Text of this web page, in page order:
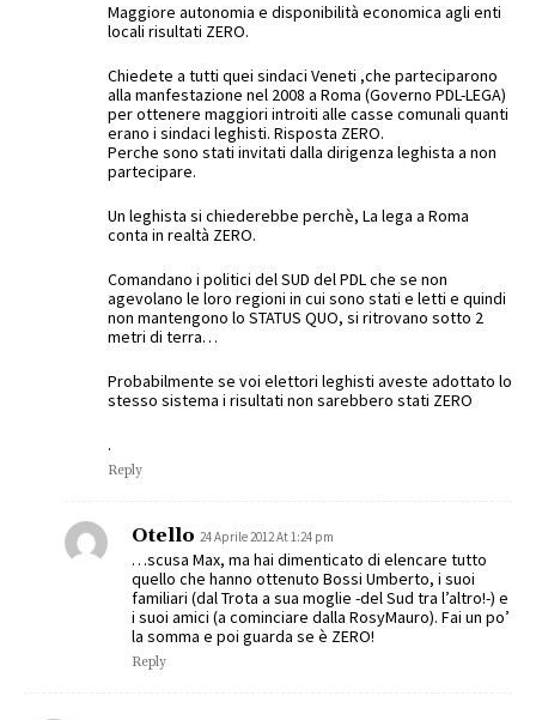
Maggiore autonomia e disponibilità economica agli enti
locali risultati ZERO.
Chiedete a tutti quei sindaci Veneti ,che parteciparono
alla manfestazione nel 2008 a Roma (Governo PDL-LEGA)
per ottenere maggiori introiti alle casse comunali quanti
erano i sindaci leghisti. Risposta ZERO.
Perche sono stati invitati dalla dirigenza leghista a non
partecipare.
Un leghista si chiederebbe perchè, La lega a Roma
conta in realtà ZERO.
Comandano i politici del SUD del PDL che se non
agevolano le loro regioni in cui sono stati e letti e quindi
non mantengono lo STATUS QUO, si ritrovano sotto 2
metri di terra…
Probabilmente se voi elettori leghisti aveste adottato lo
stesso sistema i risultati non sarebbero stati ZERO
.
Reply
Otello 24 Aprile 2012 At 1:24 pm
…scusa Max, ma hai dimenticato di elencare tutto
quello che hanno ottenuto Bossi Umberto, i suoi
familiari (dal Trota a sua moglie -del Sud tra l’altro!-) e
i suoi amici (a cominciare dalla RosyMauro). Fai un po’
la somma e poi guarda se è ZERO!
Reply